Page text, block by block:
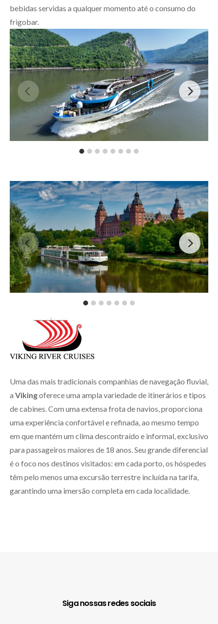
bebidas servidas a qualquer momento até o consumo do
frigobar.
Uma das mais tradicionais companhias de navegação fluvial,
a Vikingoferece uma ampla variedade de itinerários e tipos
de cabines. Com uma extensa frota de navios, proporciona
uma experiência confortável e refinada, ao mesmo tempo
em que mantém um clima descontraído e informal, exclusivo
para passageiros maiores de 18 anos. Seu grande diferencial
é o foco nos destinos visitados: em cada porto, os hóspedes
têm pelo menos uma excursão terrestre incluída na tarifa,
garantindo uma imersão completa em cada localidade.
Siga nossas redes sociais